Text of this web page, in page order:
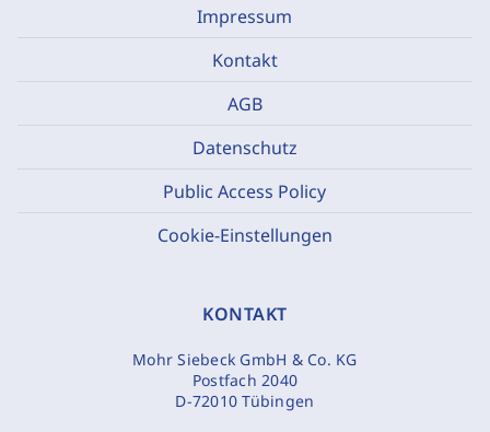
Impressum
Kontakt
AGB
Datenschutz
Public Access Policy
Cookie-Einstellungen
KONTAKT
Mohr Siebeck GmbH & Co. KG
Postfach 2040
D-72010 Tübingen